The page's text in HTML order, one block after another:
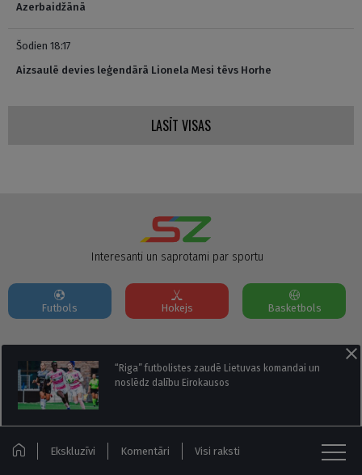
Azerbaidžānā
Šodien 18:17
Aizsaulē devies leģendārā Lionela Mesi tēvs Horhe
LASĪT VISAS
“Riga” futbolistes zaudē Lietuvas komandai un
noslēdz dalību Eirokausos
Ekskluzīvi Komentāri Visi raksti
Interesanti un saprotami par sportu
Futbols Hokejs Basketbols
Par mums Reklāmas Parametri Kontakti
Seko mums:
© Sportazinas.com - Visas tiesības rezervētas.